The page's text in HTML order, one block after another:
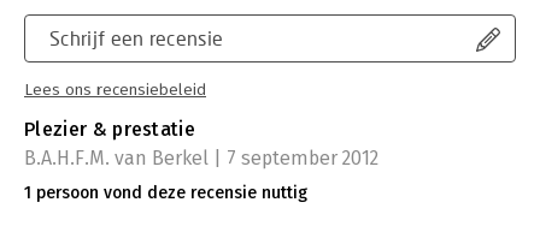
Schrijf een recensie
Lees ons recensiebeleid
Plezier & prestatie
B.A.H.F.M. van Berkel | 7 september 2012
1 persoon vond deze recensie nuttig